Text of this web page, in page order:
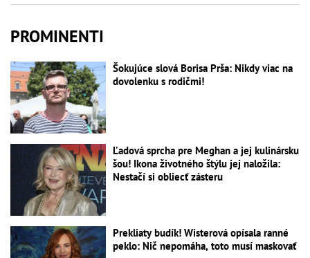
PROMINENTI
Šokujúce slová Borisa Prša: Nikdy viac na
dovolenku s rodičmi!
Ľadová sprcha pre Meghan a jej kulinársku
šou! Ikona životného štýlu jej naložila:
Nestačí si obliecť zásteru
Prekliaty budík! Wisterová opísala ranné
peklo: Nič nepomáha, toto musí maskovať